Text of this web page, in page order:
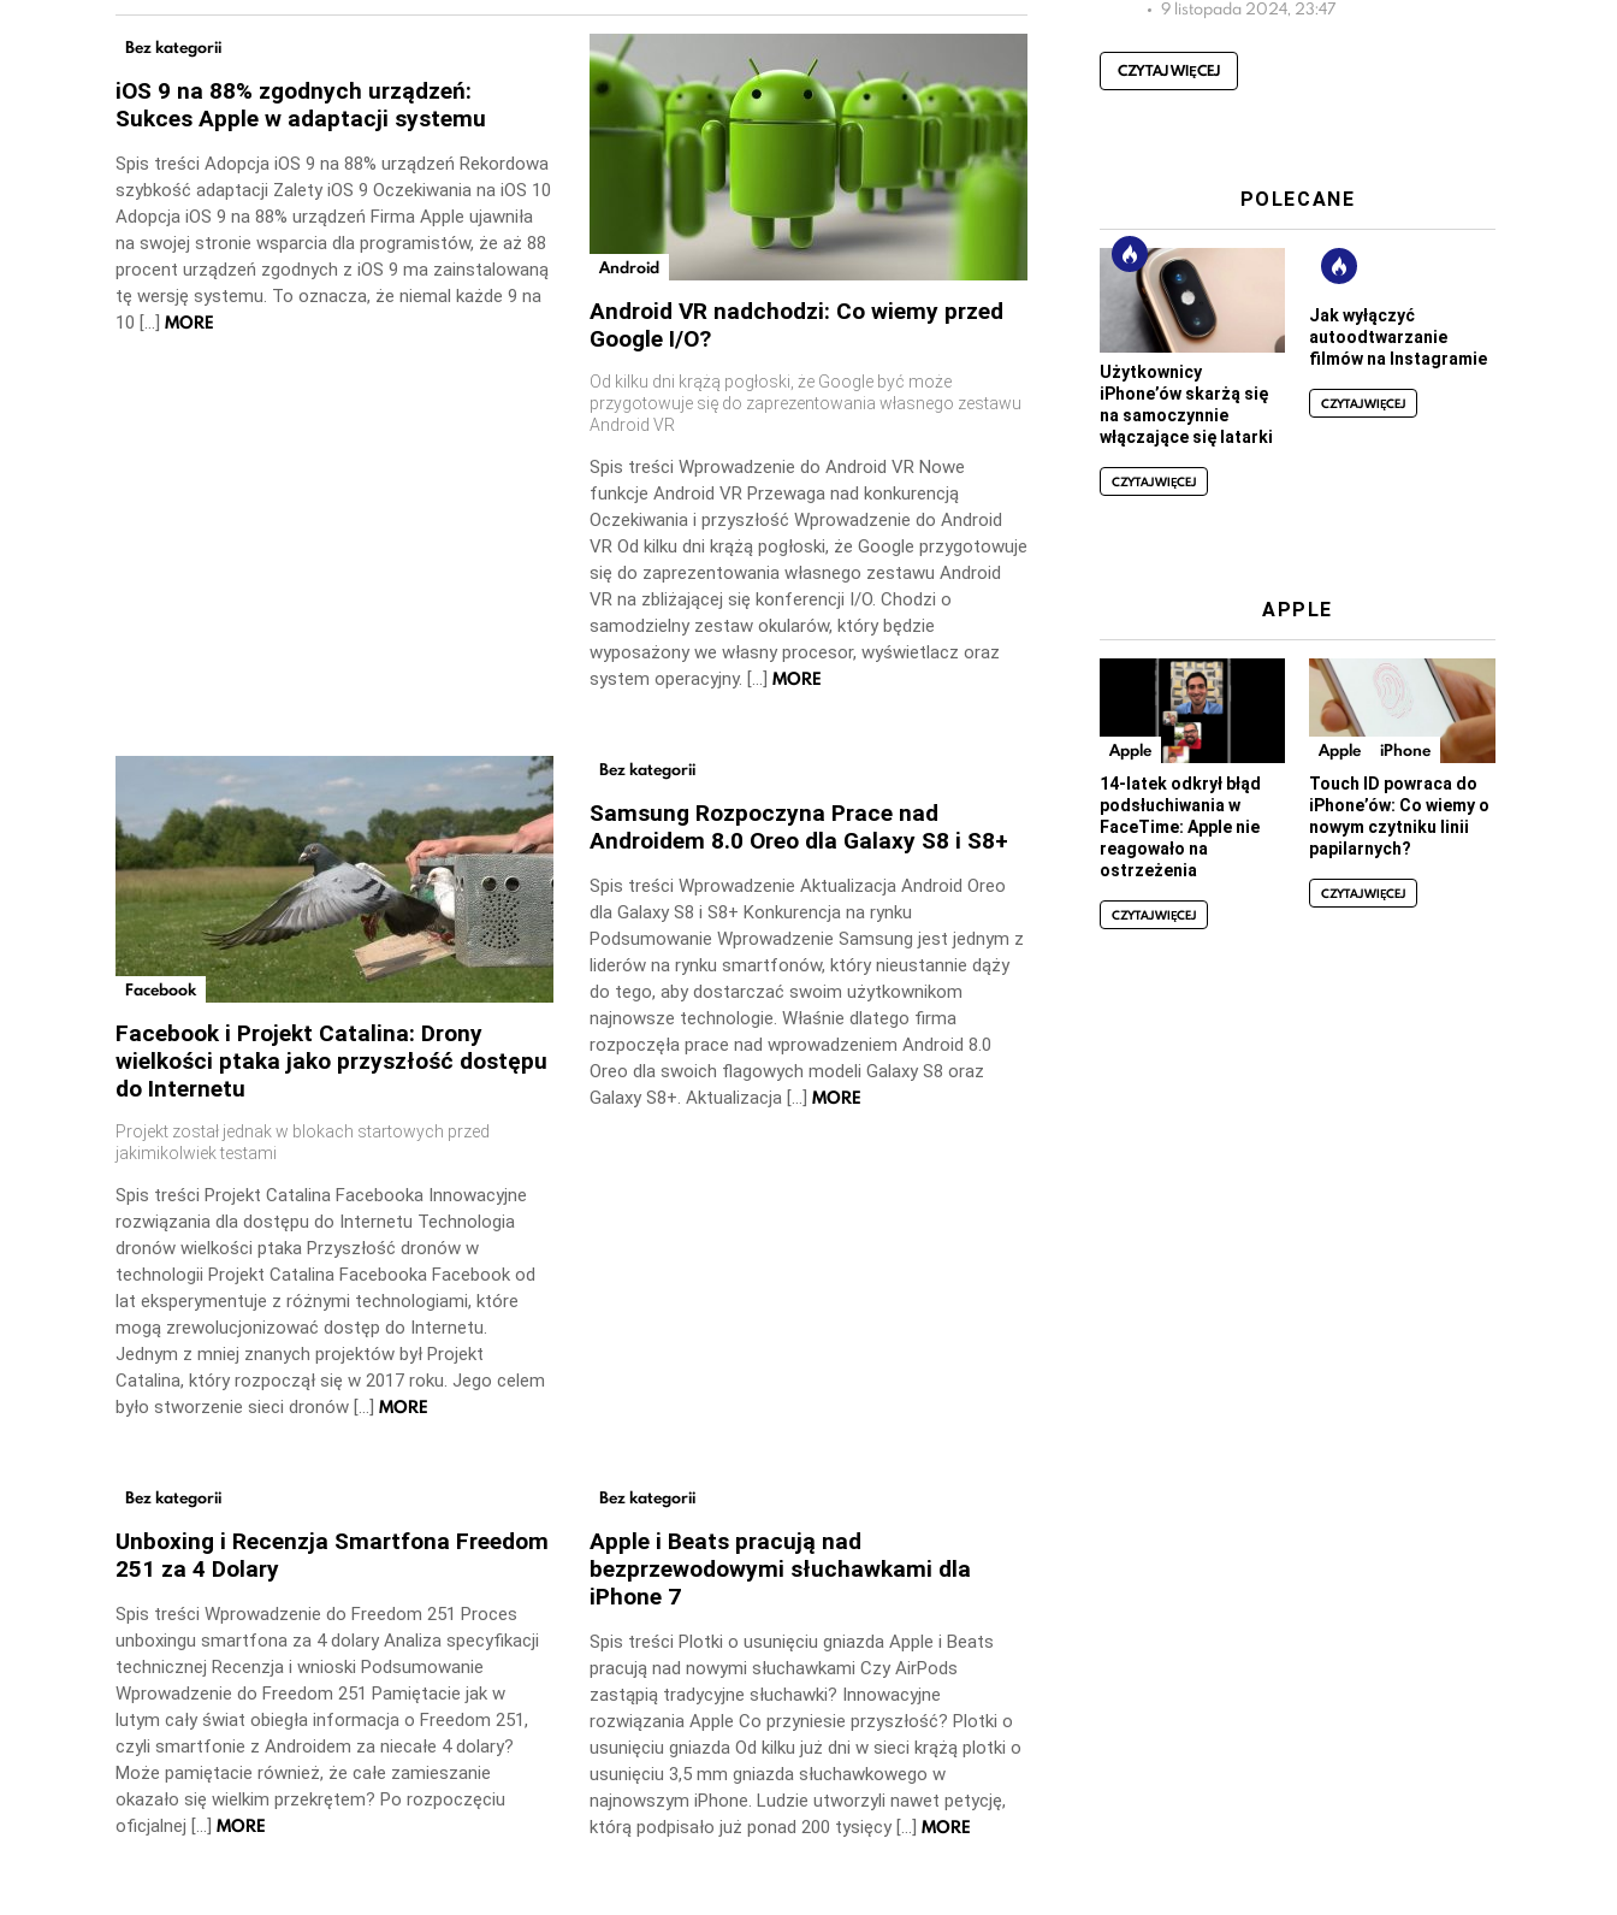
Bez kategorii
iOS 9 na 88% zgodnych urządzeń:
Sukces Apple w adaptacji systemu
Spis treści Adopcja iOS 9 na 88% urządzeń Rekordowa
szybkość adaptacji Zalety iOS 9 Oczekiwania na iOS 10
Adopcja iOS 9 na 88% urządzeń Firma Apple ujawniła
na swojej stronie wsparcia dla programistów, że aż 88
procent urządzeń zgodnych z iOS 9 ma zainstalowaną
tę wersję systemu. To oznacza, że niemal każde 9 na
10 […] MORE
Android
Android VR nadchodzi: Co wiemy przed
Google I/O?
Od kilku dni krążą pogłoski, że Google być może
przygotowuje się do zaprezentowania własnego zestawu
Android VR
Spis treści Wprowadzenie do Android VR Nowe
funkcje Android VR Przewaga nad konkurencją
Oczekiwania i przyszłość Wprowadzenie do Android
VR Od kilku dni krążą pogłoski, że Google przygotowuje
się do zaprezentowania własnego zestawu Android
VR na zbliżającej się konferencji I/O. Chodzi o
samodzielny zestaw okularów, który będzie
wyposażony we własny procesor, wyświetlacz oraz
system operacyjny. […] MORE
Facebook
Facebook i Projekt Catalina: Drony
wielkości ptaka jako przyszłość dostępu
do Internetu
Projekt został jednak w blokach startowych przed
jakimikolwiek testami
Spis treści Projekt Catalina Facebooka Innowacyjne
rozwiązania dla dostępu do Internetu Technologia
dronów wielkości ptaka Przyszłość dronów w
technologii Projekt Catalina Facebooka Facebook od
lat eksperymentuje z różnymi technologiami, które
mogą zrewolucjonizować dostęp do Internetu.
Jednym z mniej znanych projektów był Projekt
Catalina, który rozpoczął się w 2017 roku. Jego celem
było stworzenie sieci dronów […] MORE
Bez kategorii
Samsung Rozpoczyna Prace nad
Androidem 8.0 Oreo dla Galaxy S8 i S8+
Spis treści Wprowadzenie Aktualizacja Android Oreo
dla Galaxy S8 i S8+ Konkurencja na rynku
Podsumowanie Wprowadzenie Samsung jest jednym z
liderów na rynku smartfonów, który nieustannie dąży
do tego, aby dostarczać swoim użytkownikom
najnowsze technologie. Właśnie dlatego firma
rozpoczęła prace nad wprowadzeniem Android 8.0
Oreo dla swoich flagowych modeli Galaxy S8 oraz
Galaxy S8+. Aktualizacja […] MORE
Bez kategorii
Unboxing i Recenzja Smartfona Freedom
251 za 4 Dolary
Spis treści Wprowadzenie do Freedom 251 Proces
unboxingu smartfona za 4 dolary Analiza specyfikacji
technicznej Recenzja i wnioski Podsumowanie
Wprowadzenie do Freedom 251 Pamiętacie jak w
lutym cały świat obiegła informacja o Freedom 251,
czyli smartfonie z Androidem za niecałe 4 dolary?
Może pamiętacie również, że całe zamieszanie
okazało się wielkim przekrętem? Po rozpoczęciu
oficjalnej […] MORE
Bez kategorii
Apple i Beats pracują nad
bezprzewodowymi słuchawkami dla
iPhone 7
Spis treści Plotki o usunięciu gniazda Apple i Beats
pracują nad nowymi słuchawkami Czy AirPods
zastąpią tradycyjne słuchawki? Innowacyjne
rozwiązania Apple Co przyniesie przyszłość? Plotki o
usunięciu gniazda Od kilku już dni w sieci krążą plotki o
usunięciu 3,5 mm gniazda słuchawkowego w
najnowszym iPhone. Ludzie utworzyli nawet petycję,
którą podpisało już ponad 200 tysięcy […] MORE
9 listopada 2024, 23:47
CZYTAJ WIĘCEJ
POLECANE
Użytkownicy
iPhone’ów skarżą się
na samoczynnie
włączające się latarki
CZYTAJ WIĘCEJ
Jak wyłączyć
autoodtwarzanie
filmów na Instagramie
CZYTAJ WIĘCEJ
APPLE
Apple
14-latek odkrył błąd
podsłuchiwania w
FaceTime: Apple nie
reagowało na
ostrzeżenia
CZYTAJ WIĘCEJ
Apple iPhone
Touch ID powraca do
iPhone’ów: Co wiemy o
nowym czytniku linii
papilarnych?
CZYTAJ WIĘCEJ